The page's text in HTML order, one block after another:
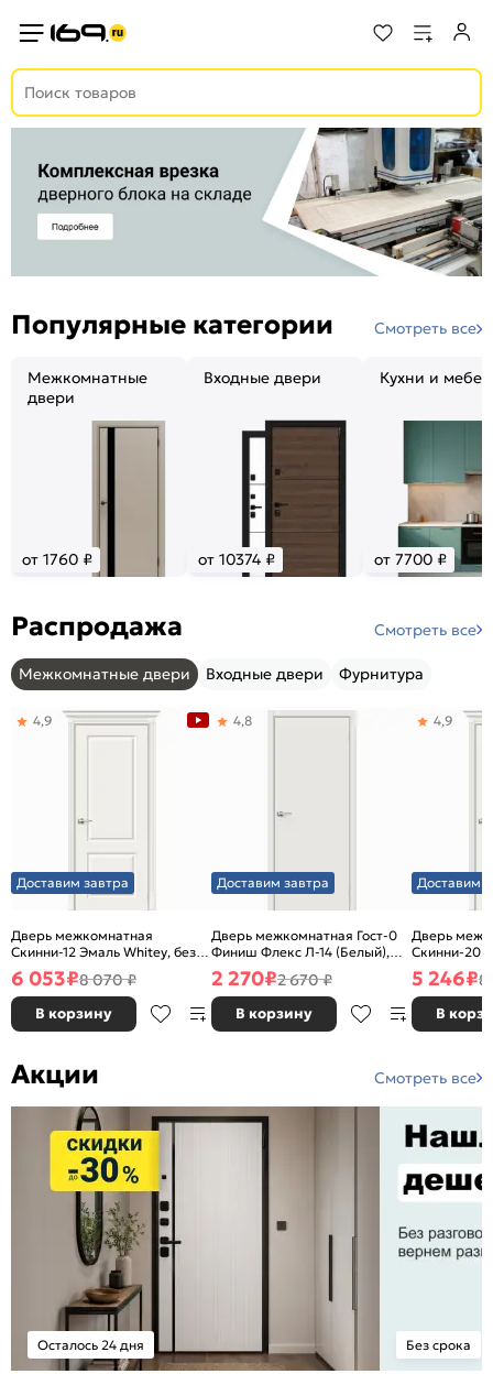
Популярные категории Смотреть все
Межкомнатные
двери
от 1760 ₽
Входные двери
от 10374 ₽
Кухни и
от 7700 ₽
Распродажа Смотреть все
Межкомнатные двери Входные двери Фурнитура
Доставим завтра
Дверь межкомнатная
Скинни-12 Эмаль Whitey, без
декора, глухая, без стекла,
без кромки, скиновая
4,9
6 053₽8 070 ₽
В корзину
Доставим завтра
Дверь межкомнатная Гост-0
Финиш Флекс Л-14 (Белый),
глухая, каркасно-щитовая
4,8
2 270₽2 670 ₽
В корзину
Доставим
Дверь
Скинни-20
декора,
без кромки,
4,9
5 246₽8
В
Акции Смотреть все
Осталось 24 дня Без срока